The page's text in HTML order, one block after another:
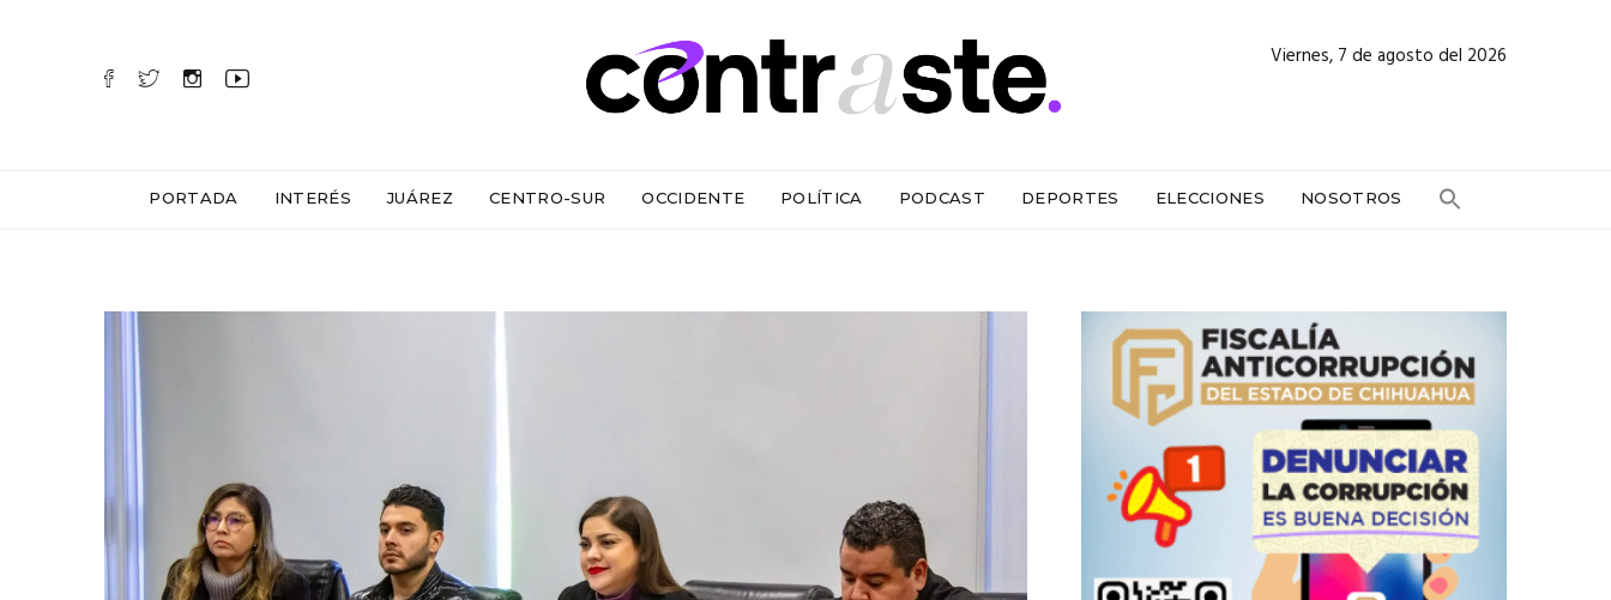
Viernes, 7 de agosto del 2026
PORTADA INTERÉS JUÁREZ CENTRO-SUR OCCIDENTE POLÍTICA PODCAST DEPORTES ELECCIONES NOSOTROS